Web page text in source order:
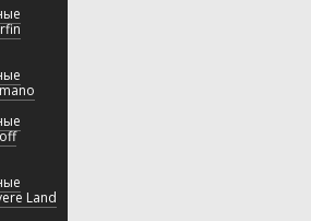
Land